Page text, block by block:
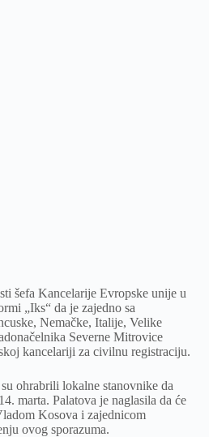
šefa Kancelarije Evropske unije u
„Iks“ da je zajedno sa
Nemačke, Italije, Velike
Severne Mitrovice
kancelariji za civilnu registraciju.
ohrabrili lokalne stanovnike da
marta. Palatova je naglasila da će
Kosova i zajednicom
ovog sporazuma.